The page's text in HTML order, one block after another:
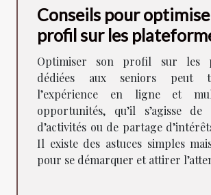
Conseils pour
profil sur les
dédiées aux seniors
Optimiser son profil sur les
dédiées aux seniors peut
l’expérience en ligne et
opportunités, qu’il s’agisse de
d’activités ou de partage
Il existe des astuces simples
pour se démarquer et attirer